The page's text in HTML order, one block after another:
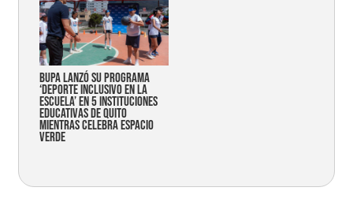
Bupa lanzó su programa
‘Deporte Inclusivo en la
Escuela’ en 5 instituciones
educativas de Quito
mientras celebra espacio
verde